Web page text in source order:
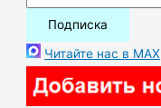
Читайте нас в MAX